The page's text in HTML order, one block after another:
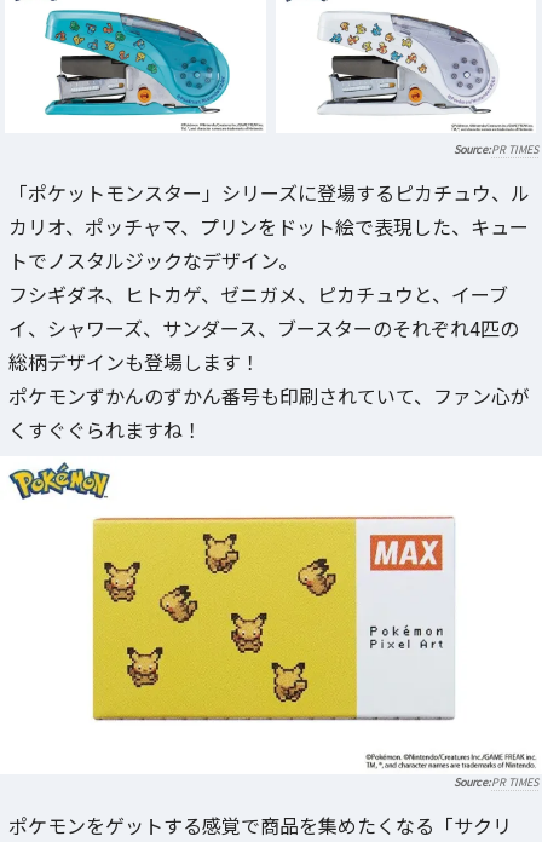
PR TIMES
「ポケットモンスター」シリーズに登場するピカチュウ、ル
カリオ、ポッチャマ、プリンをドット絵で表現した、キュー
トでノスタルジックなデザイン。
フシギダネ、ヒトカゲ、ゼニガメ、ピカチュウと、イーブ
イ、シャワーズ、サンダース、ブースターのそれぞれ4匹の
総柄デザインも登場します！
ポケモンずかんのずかん番号も印刷されていて、ファン心が
くすぐぐられますね！
PR TIMES
ポケモンをゲットする感覚で商品を集めたくなる「サクリ